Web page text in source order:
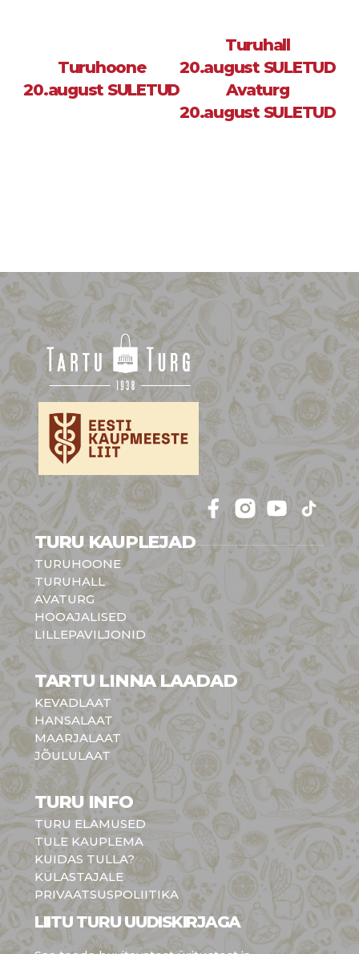
Turuhoone
20.august SULETUD
Turuhall
20.august SULETUD
Avaturg
20.august SULETUD
Follow
Follow
Follow
Follow
TURU KAUPLEJAD
TURUHOONE
TURUHALL
AVATURG
HOOAJALISED
LILLEPAVILJONID
TARTU LINNA LAADAD
KEVADLAAT
HANSALAAT
MAARJALAAT
JÕULULAAT
TURU INFO
TURU ELAMUSED
TULE KAUPLEMA
KUIDAS TULLA?
KÜLASTAJALE
PRIVAATSUSPOLIITIKA
LIITU TURU UUDISKIRJAGA